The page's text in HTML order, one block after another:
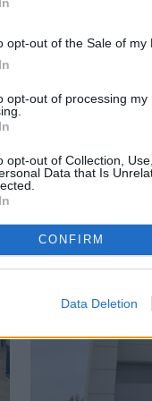
opt-out of the Sale of my
opt-out of processing
opt-out of Collection,
Data that Is
CONFIRM
Data Deletion
Πριν 5 ημέρες